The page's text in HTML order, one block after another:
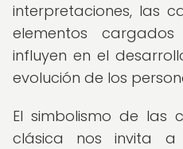
interpretaciones, las
elementos
influyen en el
evolución de los
El simbolismo de las
clásica nos invita a